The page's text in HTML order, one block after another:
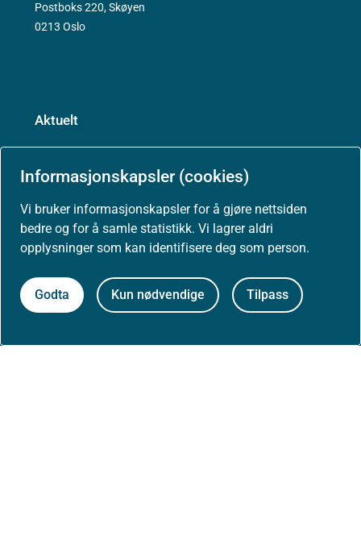
Informasjonskapsler (cookies)
Vi bruker informasjonskapsler for å gjøre nettsiden
bedre og for å samle statistikk. Vi lagrer aldri
opplysninger som kan identifisere deg som person.
Godta Kun nødvendige Tilpass
Postboks 220, Skøyen
0213 Oslo
Aktuelt
Arrangementer
Presse